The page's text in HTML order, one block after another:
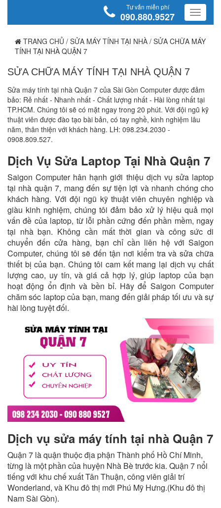
Tư vấn miễn phí
090.880.9527
TRANG CHỦ / SỬA MÁY TÍNH TẠI NHÀ / SỬA CHỮA MÁY
TÍNH TẠI NHÀ QUẬN 7
SỬA CHỮA MÁY TÍNH TẠI NHÀ QUẬN 7
Sửa máy tính tại nhà Quận 7 của Sài Gòn Computer được đảm
bảo: Rẻ nhất - Nhanh nhất - Chất lượng nhất - Hài lòng nhất tại
TP.HCM. Chúng tôi sẽ có mặt ngay trong 20 phút. Với đội ngũ kỹ
thuật viên được đào tạo bài bản, có tay nghề, kinh nghiệm lâu
năm, thân thiện với khách hàng. LH: 098.234.2030 -
0908.809.527.
Dịch Vụ Sửa Laptop Tại Nhà Quận 7
Saigon Computer hân hạnh giới thiệu dịch vụ sửa laptop
tại nhà quận 7, mang đến sự tiện lợi và nhanh chóng cho
khách hàng. Với đội ngũ kỹ thuật viên chuyên nghiệp và
giàu kinh nghiệm, chúng tôi đảm bảo xử lý hiệu quả mọi
vấn đề của laptop, từ lỗi phần cứng đến phần mềm, ngay
tại nhà bạn. Không cần mất thời gian và công sức di
chuyển đến cửa hàng, bạn chỉ cần liên hệ với Saigon
Computer, chúng tôi sẽ đến tận nơi kiểm tra và sửa chữa
thiết bị của bạn. Chúng tôi cam kết mang lại dịch vụ chất
lượng cao, uy tín, và giá cả hợp lý, giúp laptop của bạn
hoạt động ổn định và bền bỉ. Hãy để Saigon Computer
chăm sóc laptop của bạn, mang đến giải pháp tối ưu và sự
hài lòng tuyệt đối.
Dịch vụ sửa máy tính tại nhà Quận 7
Quận 7 là quận thuộc địa phận Thành phố Hồ Chí Minh,
từng là một phần của huyện Nhà Bè trước kia. Quận 7 nổi
tiếng với khu chế xuất Tân Thuận, công viên giải trí
Wonderland, và Khu đô thị mới Phú Mỹ Hưng.(Khu đô thị
Nam Sài Gòn).